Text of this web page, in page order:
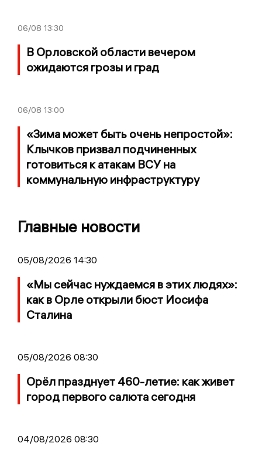
06/08 13:30
В Орловской области вечером
ожидаются грозы и град
06/08 13:00
«Зима может быть очень непростой»:
Клычков призвал подчиненных
готовиться к атакам ВСУ на
коммунальную инфраструктуру
Главные новости
05/08/2026 14:30
«Мы сейчас нуждаемся в этих людях»:
как в Орле открыли бюст Иосифа
Сталина
05/08/2026 08:30
Орёл празднует 460-летие: как живет
город первого салюта сегодня
04/08/2026 08:30